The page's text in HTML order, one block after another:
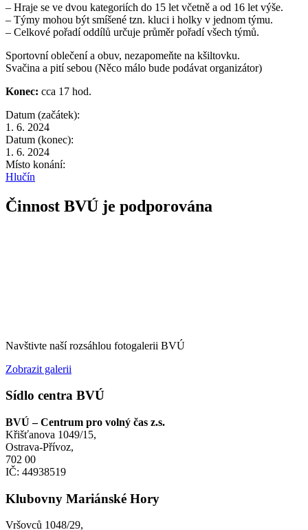
– Hraje se ve dvou kategoriích do 15 let včetně a od 16 let výše.
– Týmy mohou být smíšené tzn. kluci i holky v jednom týmu.
– Celkové pořadí oddílů určuje průměr pořadí všech týmů.
Sportovní oblečení a obuv, nezapomeňte na kšiltovku.
Svačina a pití sebou (Něco málo bude podávat organizátor)
Konec: cca 17 hod.
Datum (začátek):
1. 6. 2024
Datum (konec):
1. 6. 2024
Místo konání:
Hlučín
Činnost BVÚ je podporována
Navštivte naší rozsáhlou fotogalerii BVÚ
Zobrazit galerii
Sídlo centra BVÚ
BVÚ – Centrum pro volný čas z.s.
Křišťanova 1049/15,
Ostrava-Přívoz,
702 00
IČ: 44938519
Klubovny Mariánské Hory
Vršovců 1048/29,